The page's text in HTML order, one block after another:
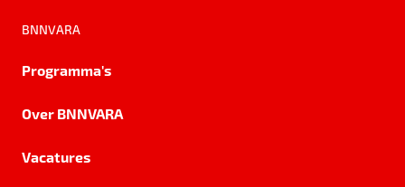
BNNVARA
Programma's
Over BNNVARA
Vacatures